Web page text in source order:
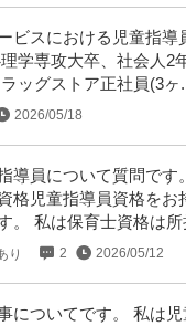
士】 【業務内容】： リハビ
般 ・
…続きを見る
提供
ビスにおける児童指導
学専攻大卒、社会人2
ッグストア正社員(3ヶ
2026/05/18
導員について質問です
格児童指導員資格をお
。 私は保育士資格は所
り 2 2026/05/12
についてです。 私は